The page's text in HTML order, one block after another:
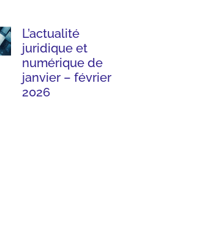
L’actualité
juridique et
numérique de
janvier – février
2026